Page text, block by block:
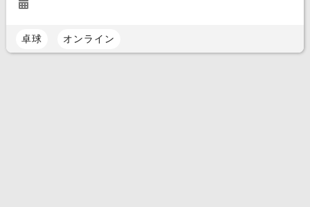
卓球 オンライン